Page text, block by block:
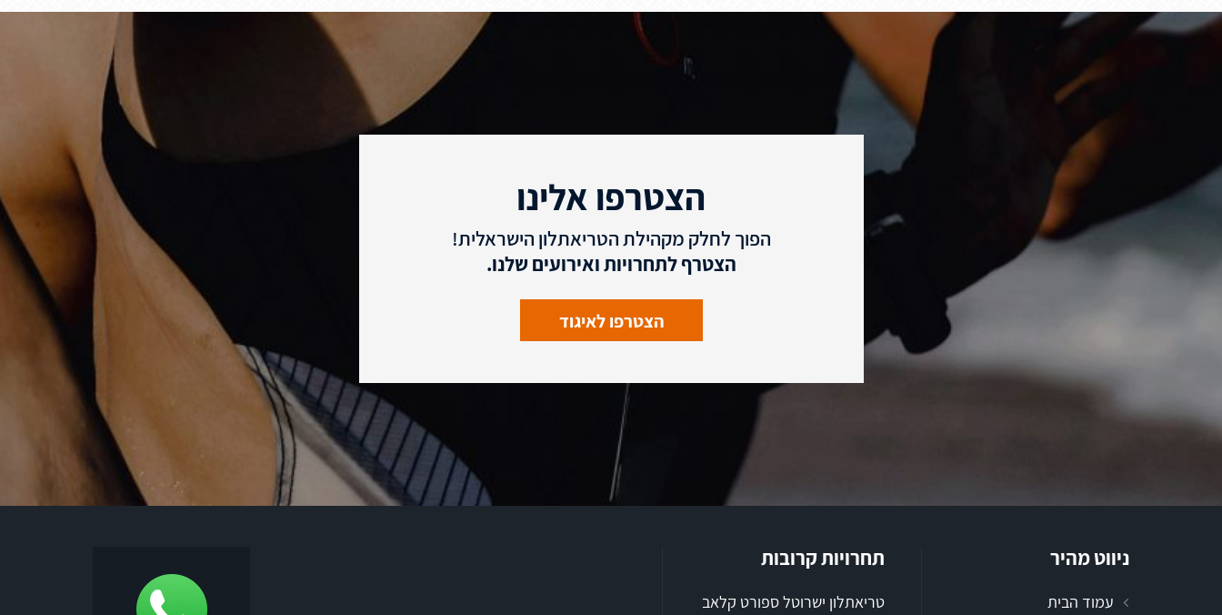
הצטרפו אלינו
הפוך לחלק מקהילת הטריאתלון הישראלית!
הצטרף לתחרויות ואירועים שלנו.
הצטרפו לאיגוד
ניווט מהיר
עמוד הבית
תחרויות קרובות
טריאתלון ישרוטל ספורט קלאב